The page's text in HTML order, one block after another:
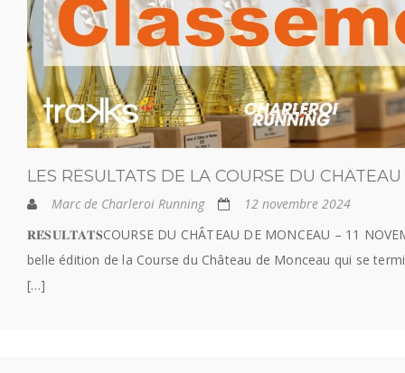
LES RÉSULTATS DE LA COURSE DU
Marc de Charleroi Running
12 novembre 2024
𝐑𝐄́𝐒𝐔𝐋𝐓𝐀𝐓𝐒COURSE DU CHÂTEAU DE MONCEAU – 11
belle édition de la Course du Château de Monceau qui se
[…]